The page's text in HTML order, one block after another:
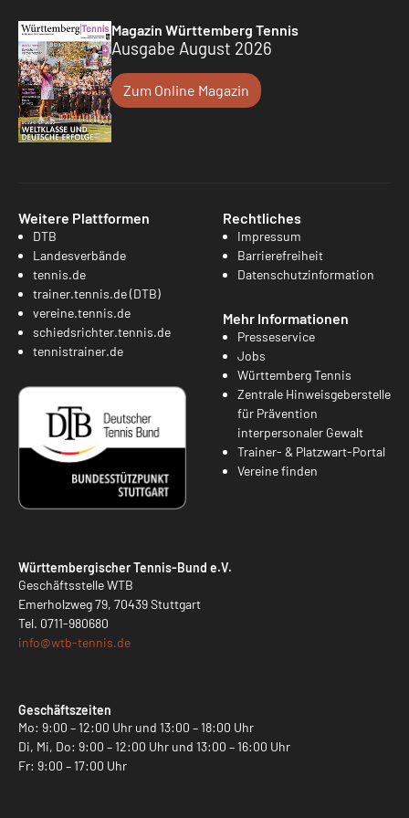
Magazin Württemberg Tennis
Ausgabe August 2026
Zum Online Magazin
Weitere Plattformen
DTB
Landesverbände
tennis.de
trainer.tennis.de (DTB)
vereine.tennis.de
schiedsrichter.tennis.de
tennistrainer.de
Rechtliches
Impressum
Barrierefreiheit
Datenschutzinformation
Mehr Informationen
Presseservice
Jobs
Württemberg Tennis
Zentrale Hinweisgeberstelle
für Prävention
interpersonaler Gewalt
Trainer- & Platzwart-Portal
Vereine finden
Württembergischer Tennis-Bund e.V.
Geschäftsstelle WTB
Emerholzweg 79, 70439 Stuttgart
Tel. 0711-980680
info@wtb-tennis.de
Geschäftszeiten
Mo: 9:00 – 12:00 Uhr und 13:00 – 18:00 Uhr
Di, Mi, Do: 9:00 – 12:00 Uhr und 13:00 – 16:00 Uhr
Fr: 9:00 – 17:00 Uhr